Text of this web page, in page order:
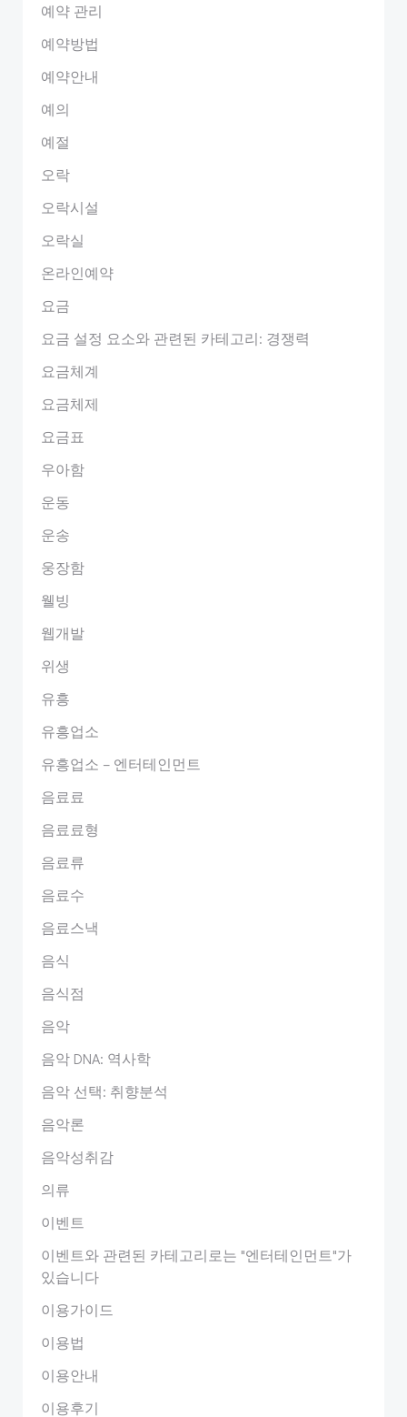
예약 관리
예약방법
예약안내
예의
예절
오락
오락시설
오락실
온라인예약
요금
요금 설정 요소와 관련된 카테고리: 경쟁력
요금체계
요금체제
요금표
우아함
운동
운송
웅장함
웰빙
웹개발
위생
유흥
유흥업소
유흥업소 – 엔터테인먼트
음료료
음료료형
음료류
음료수
음료스낵
음식
음식점
음악
음악 DNA: 역사학
음악 선택: 취향분석
음악론
음악성취감
의류
이벤트
이벤트와 관련된 카테고리로는 "엔터테인먼트"가
있습니다
이용가이드
이용법
이용안내
이용후기